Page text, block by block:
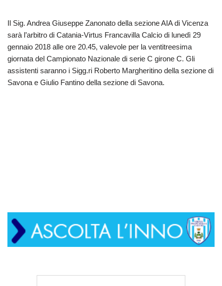
Il Sig. Andrea Giuseppe Zanonato della sezione AIA di Vicenza
sarà l’arbitro di Catania-Virtus Francavilla Calcio di lunedì 29
gennaio 2018 alle ore 20.45, valevole per la ventitreesima
giornata del Campionato Nazionale di serie C girone C. Gli
assistenti saranno i Sigg.ri Roberto Margheritino della sezione di
Savona e Giulio Fantino della sezione di Savona.